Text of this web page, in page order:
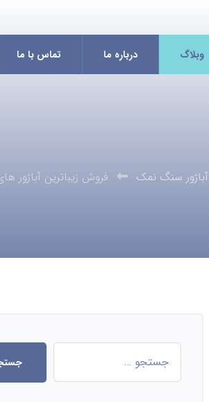
وبلاگ درباره ما تماس با ما
آباژور سنگ نمک فروش زیباترین